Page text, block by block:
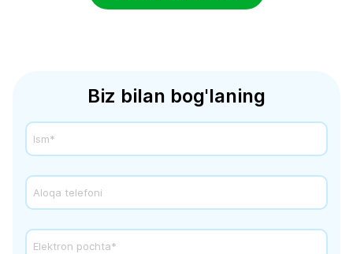
Biz bilan bog'laning